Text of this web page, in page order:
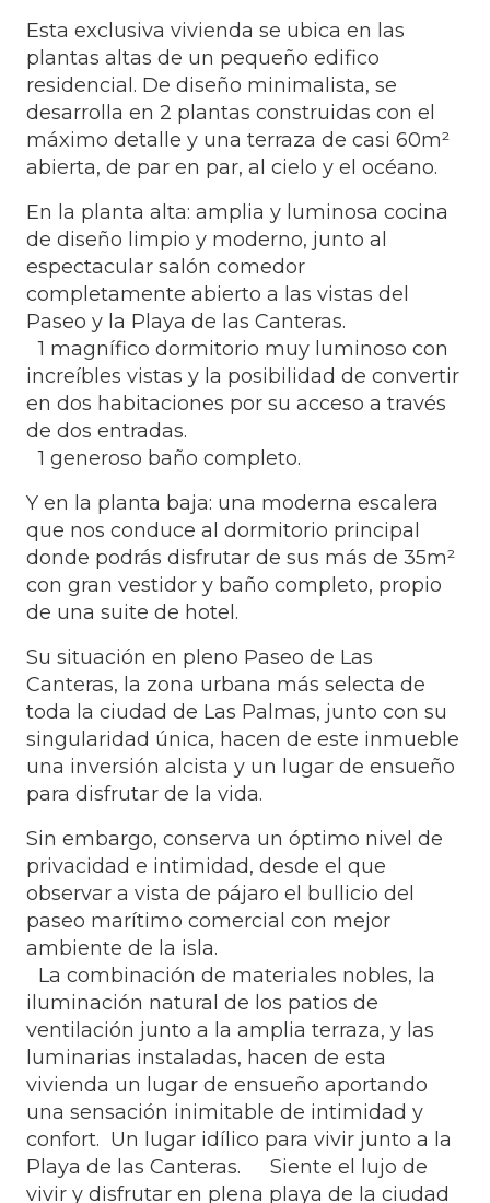
Esta exclusiva vivienda se ubica en las
plantas altas de un pequeño edifico
residencial. De diseño minimalista, se
desarrolla en 2 plantas construidas con el
máximo detalle y una terraza de casi 60m²
abierta, de par en par, al cielo y el océano.
En la planta alta: amplia y luminosa cocina
de diseño limpio y moderno, junto al
espectacular salón comedor
completamente abierto a las vistas del
Paseo y la Playa de las Canteras.
1 magnífico dormitorio muy luminoso con
increíbles vistas y la posibilidad de convertir
en dos habitaciones por su acceso a través
de dos entradas.
1 generoso baño completo.
Y en la planta baja: una moderna escalera
que nos conduce al dormitorio principal
donde podrás disfrutar de sus más de 35m²
con gran vestidor y baño completo, propio
de una suite de hotel.
Su situación en pleno Paseo de Las
Canteras, la zona urbana más selecta de
toda la ciudad de Las Palmas, junto con su
singularidad única, hacen de este inmueble
una inversión alcista y un lugar de ensueño
para disfrutar de la vida.
Sin embargo, conserva un óptimo nivel de
privacidad e intimidad, desde el que
observar a vista de pájaro el bullicio del
paseo marítimo comercial con mejor
ambiente de la isla.
La combinación de materiales nobles, la
iluminación natural de los patios de
ventilación junto a la amplia terraza, y las
luminarias instaladas, hacen de esta
vivienda un lugar de ensueño aportando
una sensación inimitable de intimidad y
confort. Un lugar idílico para vivir junto a la
Playa de las Canteras. Siente el lujo de
vivir y disfrutar en plena playa de la ciudad